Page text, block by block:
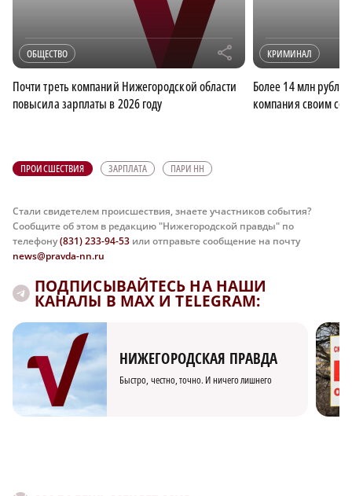
ОБЩЕСТВО r
Почти треть компаний Нижегородской области
повысила зарплаты в 2026 году
КРИМИНАЛ
Более 14 млн
компания своим
ПРОИСШЕСТВИЯ ЗАРПЛАТА ПАРИ НН
Стали свидетелем происшествия, знаете участников события?
Сообщите об этом в редакцию "Нижегородской правды" по
телефону(831) 233-94-53 или отправьте сообщение на почту
news@pravda-nn.ru
ПОДПИСЫВАЙТЕСЬ НА НАШИ
КАНАЛЫ В MAX И TELEGRAM:
НИЖЕГОРОДСКАЯ ПРАВДА
Быстро, честно, точно. И ничего лишнего